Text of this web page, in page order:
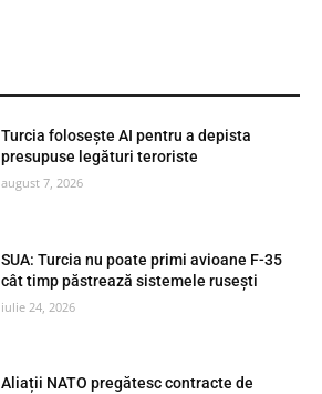
Turcia folosește AI pentru a depista
presupuse legături teroriste
august 7, 2026
SUA: Turcia nu poate primi avioane F-35
cât timp păstrează sistemele rusești
iulie 24, 2026
Aliații NATO pregătesc contracte de